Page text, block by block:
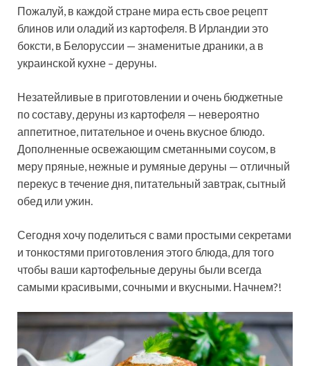
Пожалуй, в каждой стране мира есть свое рецепт
блинов или оладий из картофеля. В Ирландии это
боксти, в Белоруссии — знаменитые драники, а в
украинской кухне – деруны.
Незатейливые в приготовлении и очень бюджетные
по составу, деруны из картофеля — невероятно
аппетитное, питательное и очень вкусное блюдо.
Дополненные освежающим сметанными соусом, в
меру пряные, нежные и румяные деруны — отличный
перекус в течение дня, питательный завтрак, сытный
обед или ужин.
Сегодня хочу поделиться с вами простыми секретами
и тонкостями приготовления этого блюда, для того
чтобы ваши картофельные деруны были всегда
самыми красивыми, сочными и вкусными. Начнем?!